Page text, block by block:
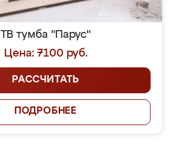
ТВ тумба "Парус"
Цена: 7100 руб.
РАССЧИТАТЬ
ПОДРОБНЕЕ